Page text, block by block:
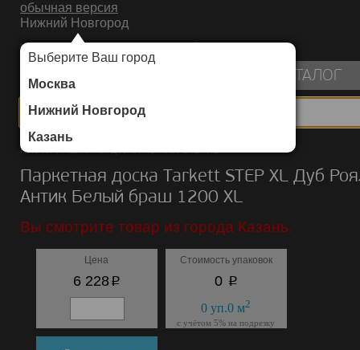
обычная версия
Нижний Новгород
Выберите Ваш город
Москва
Нижний Новгород
Казань
ИНТЕРНЕТ-МАГАЗИН НАПОЛЬНЫХ ПОКРЫТИЙ
КАТАЛОГ
Каталог/Паркетная доска/Tarkett/STEP XL
Паркетная доска Tarkett STEP XL Дуб
Антик Белый браш 1200 XL
Вы смотрите товар из города Казань.
Цена
6 228p
Стоимость упаковок
0 p
0 уп.0 м2
с учётом 5% на подрезку